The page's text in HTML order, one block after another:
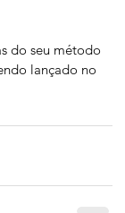
do seu método
lançado no